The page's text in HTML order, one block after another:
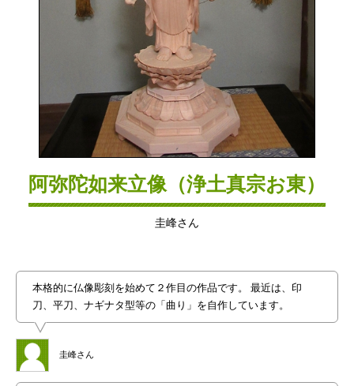
阿弥陀如来立像（浄土真宗お東）
圭峰さん
圭峰さん
本格的に仏像彫刻を始めて２作目の作品です。 最近は、印
刀、平刀、ナギナタ型等の「曲り」を自作しています。